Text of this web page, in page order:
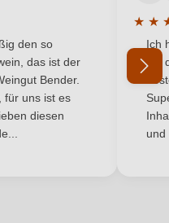
0,75 L
2017
Italien
mein Passwort vergessen
von 5 von 5 Sternen
den so
das ist der
Bender.
für uns ist es
diesen
★ ★
Ich
mit
und